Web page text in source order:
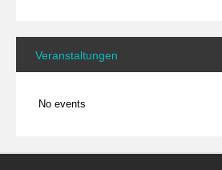
Veranstaltungen
No events